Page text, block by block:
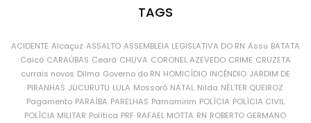
TAGS
ACIDENTE Alcaçuz ASSALTO ASSEMBLEIA LEGISLATIVA DO RN Assu BATATA
Caicó CARAÚBAS Ceará CHUVA CORONEL AZEVEDO CRIME CRUZETA
currais novos Dilma Governo do RN HOMICÍDIO INCÊNDIO JARDIM DE
PIRANHAS JUCURUTU LULA Mossoró NATAL Nilda NÉLTER QUEIROZ
Pagamento PARAÍBA PARELHAS Parnamirim POLÍCIA POLÍCIA CIVIL
POLÍCIA MILITAR Política PRF RAFAEL MOTTA RN ROBERTO GERMANO